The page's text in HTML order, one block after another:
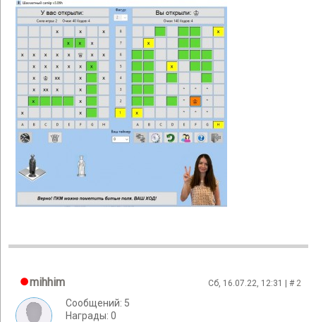
mihhim Сб, 16.07.22, 12:31 | # 2
Сообщений: 5
Награды: 0